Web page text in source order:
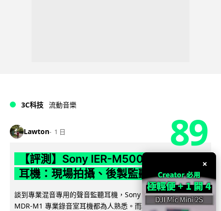
3C科技 流動音樂
Lawton 1 日 89
【評測】Sony IER-M500 入耳式監聽
耳機：現場拍攝、後製監聽與人聲利器
談到專業混音專用的聲音監聽耳機，Sony 經典 MDR-7506 到
MDR-M1 專業錄音室耳機都為人熟悉。而現在舞台製作者與創
×